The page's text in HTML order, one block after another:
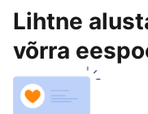
Lihtne
võrra